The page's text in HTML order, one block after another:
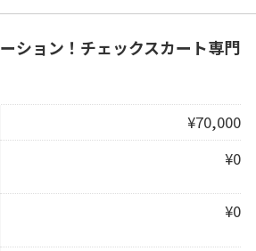
ション！チェックスカート専門
¥70,000
¥0
¥0